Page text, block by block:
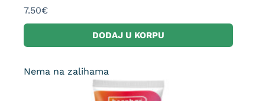
7.50€
DODAJ U KORPU
Nema na zalihama